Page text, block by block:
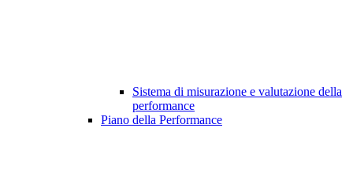
Sistema di misurazione e valutazione della
performance
Piano della Performance